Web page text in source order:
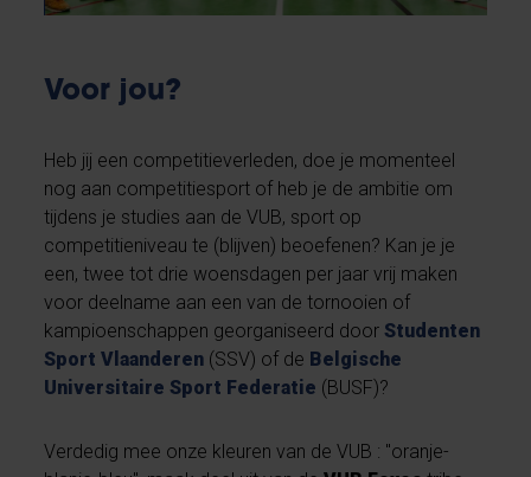
Voor jou?
Heb jij een competitieverleden, doe je momenteel
nog aan competitiesport of heb je de ambitie om
tijdens je studies aan de VUB, sport op
competitieniveau te (blijven) beoefenen? Kan je je
een, twee tot drie woensdagen per jaar vrij maken
voor deelname aan een van de tornooien of
kampioenschappen georganiseerd doorStudenten
Sport Vlaanderen (SSV) of de Belgische
Universitaire Sport Federatie (BUSF)?
Verdedig mee onze kleuren van de VUB : "oranje-